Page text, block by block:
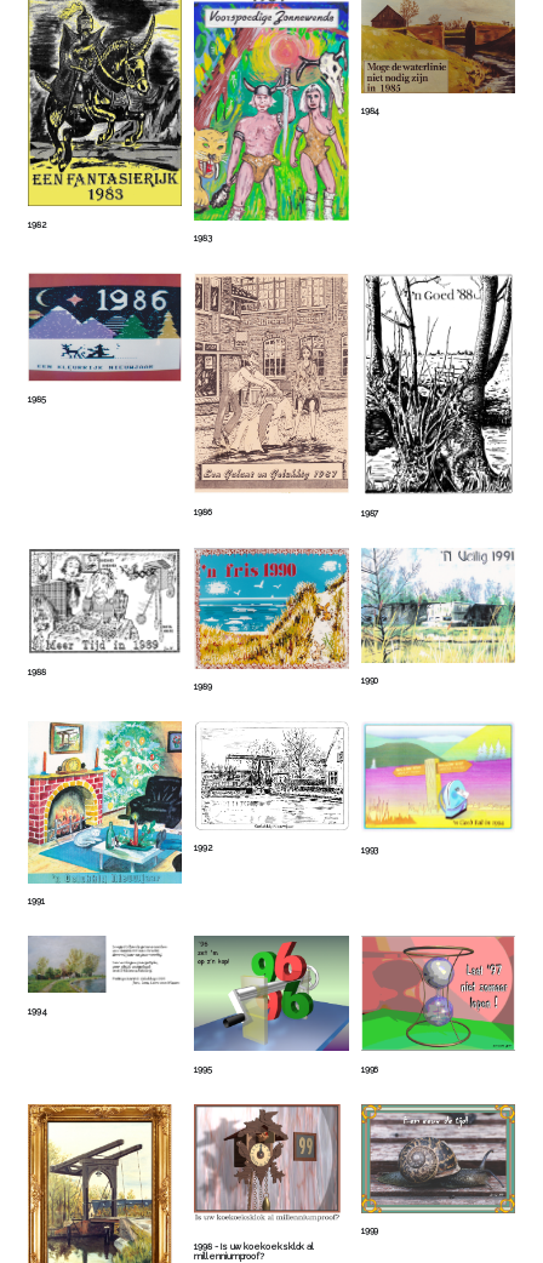
1982
1983
1984
1985
1986 1987
1988
1989
1990
1991
1992 1993
1994
1995 1996
1998 - Is uw koekoeksklok al
millenniumproof?
1999